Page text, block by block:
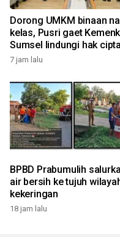
Dorong UMKM binaan
kelas, Pusri gaet
Sumsel lindungi hak cipta
dan merek
7 jam lalu
BPBD Prabumulih
air bersih ke tujuh
kekeringan
18 jam lalu